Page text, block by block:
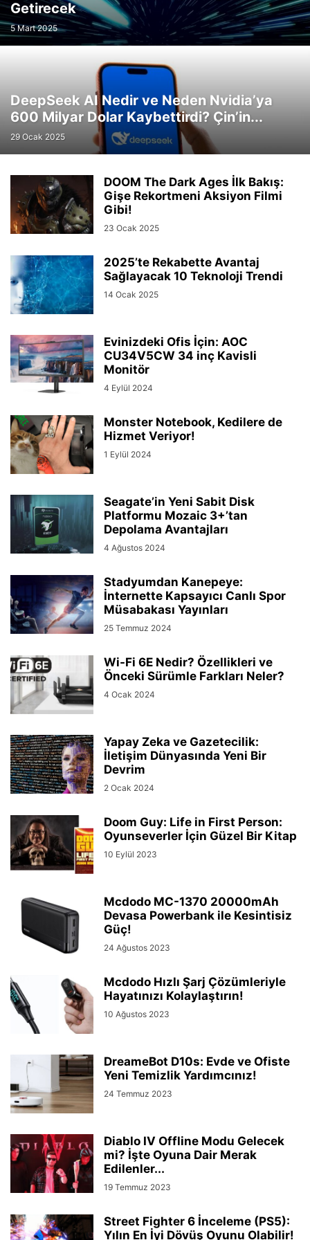
IPHONE İŞ İLANLARI KODLAMA KORONAVIRÜS KRIPTOPARA
KUBERNETES LG MAGAZIN MAKALELER MICROSOFT MOBIL
MOVIE MYNET NASIL YAPILIR NETFLIX ONEPLUS OPPO
PLAYSTATION
SAMSUNG SANALLAŞTIRMA
SEKTÖRÜN İÇINDEN SERIES SONY SOSYAL MEDYA
SOSYAL SORUMLULUK PROJELERI TCL TECH TEKNOLOJI
TEKNOPARK TELEGRAM TELEKOM TELEVIZYON
Getirecek
5 Mart 2025
DeepSeek AI Nedir ve Neden Nvidia’ya
600 Milyar Dolar Kaybettirdi? Çin’in...
29 Ocak 2025
DOOM The Dark Ages İlk Bakış:
Gişe Rekortmeni Aksiyon Filmi
Gibi!
23 Ocak 2025
2025’te Rekabette Avantaj
Sağlayacak 10 Teknoloji Trendi
14 Ocak 2025
Evinizdeki Ofis İçin: AOC
CU34V5CW 34 inç Kavisli
Monitör
4 Eylül 2024
Monster Notebook, Kedilere de
Hizmet Veriyor!
1 Eylül 2024
Seagate’in Yeni Sabit Disk
Platformu Mozaic 3+’tan
Depolama Avantajları
4 Ağustos 2024
Stadyumdan Kanepeye:
İnternette Kapsayıcı Canlı Spor
Müsabakası Yayınları
25 Temmuz 2024
Wi-Fi 6E Nedir? Özellikleri ve
Önceki Sürümle Farkları Neler?
4 Ocak 2024
Yapay Zeka ve Gazetecilik:
İletişim Dünyasında Yeni Bir
Devrim
2 Ocak 2024
Doom Guy: Life in First Person:
Oyunseverler İçin Güzel Bir Kitap
10 Eylül 2023
Mcdodo MC-1370 20000mAh
Devasa Powerbank ile Kesintisiz
Güç!
24 Ağustos 2023
Mcdodo Hızlı Şarj Çözümleriyle
Hayatınızı Kolaylaştırın!
10 Ağustos 2023
DreameBot D10s: Evde ve Ofiste
Yeni Temizlik Yardımcınız!
24 Temmuz 2023
Diablo IV Offline Modu Gelecek
mi? İşte Oyuna Dair Merak
Edilenler...
19 Temmuz 2023
Street Fighter 6 İnceleme (PS5):
Yılın En İyi Dövüş Oyunu Olabilir!